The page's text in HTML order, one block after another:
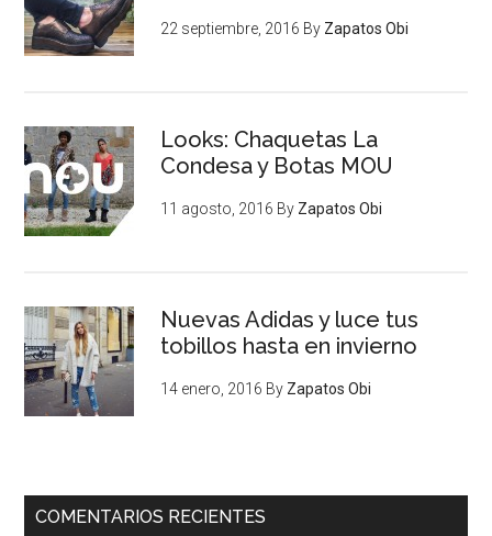
22 septiembre, 2016 By Zapatos Obi
Looks: Chaquetas La
Condesa y Botas MOU
11 agosto, 2016 By Zapatos Obi
Nuevas Adidas y luce tus
tobillos hasta en invierno
14 enero, 2016 By Zapatos Obi
COMENTARIOS RECIENTES